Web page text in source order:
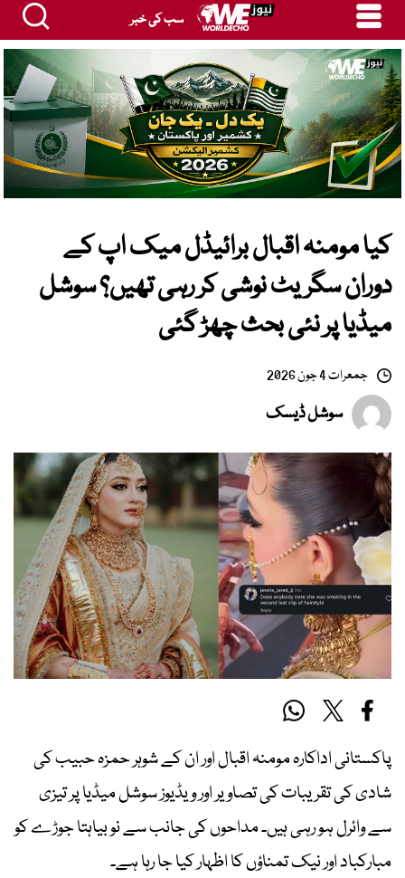
سب کی خبر
کیا مومنہ اقبال برائیڈل میک اپ کے
دوران سگریٹ نوشی کر رہی تھیں؟ سوشل
میڈیا پر نئی بحث چھڑ گئی
جمعرات 4 جون 2026
سوشل ڈیسک
پاکستانی اداکارہ مومنہ اقبال اور ان کے شوہر حمزہ حبیب کی
شادی کی تقریبات کی تصاویر اور ویڈیوز سوشل میڈیا پر تیزی
سے وائرل ہو رہی ہیں۔ مداحوں کی جانب سے نو بیاہتا جوڑے کو
مبارکباد اور نیک تمناؤں کا اظہار کیا جا رہا ہے۔